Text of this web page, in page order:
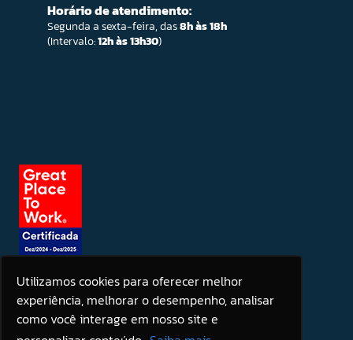
Utilizamos cookies para oferecer melhor
experiência, melhorar o desempenho, analisar
como você interage em nosso site e
Horário de atendimento:
Segunda a sexta-feira, das8h às 18h
(Intervalo:12h às 13h30)
Seja um patrocinador